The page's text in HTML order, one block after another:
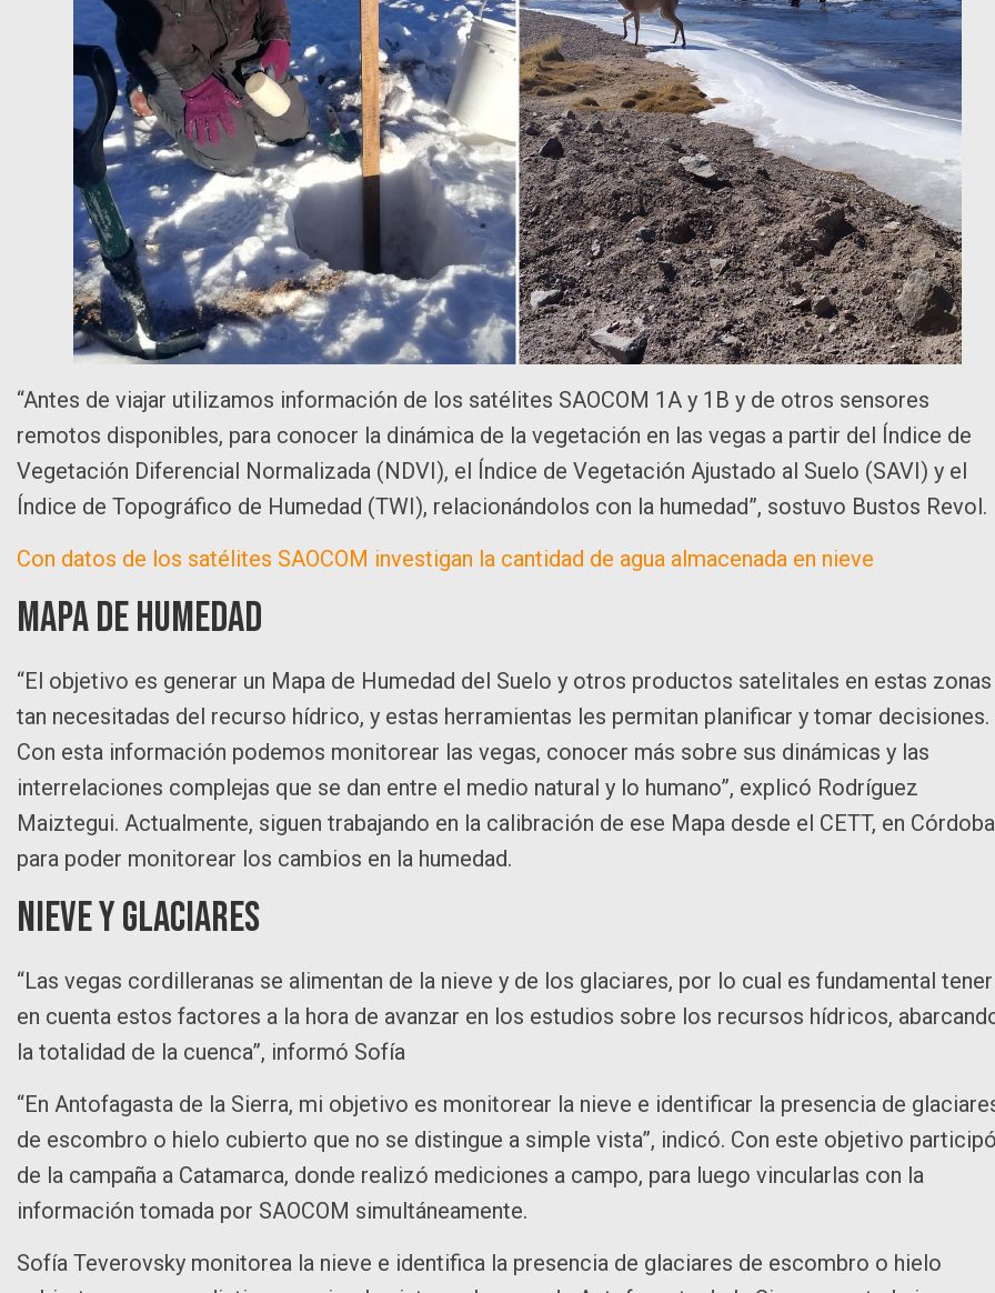
“Antes de viajar utilizamos información de los satélites SAOCOM 1A y 1B y de otros sensores
remotos disponibles, para conocer la dinámica de la vegetación en las vegas a partir del Índice de
Vegetación Diferencial Normalizada (NDVI), el Índice de Vegetación Ajustado al Suelo (SAVI) y el
Índice de Topográfico de Humedad (TWI), relacionándolos con la humedad”, sostuvo Bustos Revol.
Con datos de los satélites SAOCOM investigan la cantidad de agua almacenada en nieve
Mapa de Humedad
“El objetivo es generar un Mapa de Humedad del Suelo y otros productos satelitales en estas zonas
tan necesitadas del recurso hídrico, y estas herramientas les permitan planificar y tomar decisiones.
Con esta información podemos monitorear las vegas, conocer más sobre sus dinámicas y las
interrelaciones complejas que se dan entre el medio natural y lo humano”, explicó Rodríguez
Maiztegui. Actualmente, siguen trabajando en la calibración de ese Mapa desde el CETT, en
para poder monitorear los cambios en la humedad.
Nieve y glaciares
“Las vegas cordilleranas se alimentan de la nieve y de los glaciares, por lo cual es fundamental tener
en cuenta estos factores a la hora de avanzar en los estudios sobre los recursos hídricos,
la totalidad de la cuenca”, informó Sofía
“En Antofagasta de la Sierra, mi objetivo es monitorear la nieve e identificar la presencia de
de escombro o hielo cubierto que no se distingue a simple vista”, indicó. Con este objetivo
de la campaña a Catamarca, donde realizó mediciones a campo, para luego vincularlas con la
información tomada por SAOCOM simultáneamente.
Sofía Teverovsky monitorea la nieve e identifica la presencia de glaciares de escombro o hielo